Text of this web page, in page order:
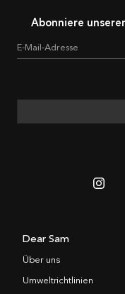
Abonniere
E-Mail-Adresse
Dear Sam
Über uns
Umweltrichtlinien